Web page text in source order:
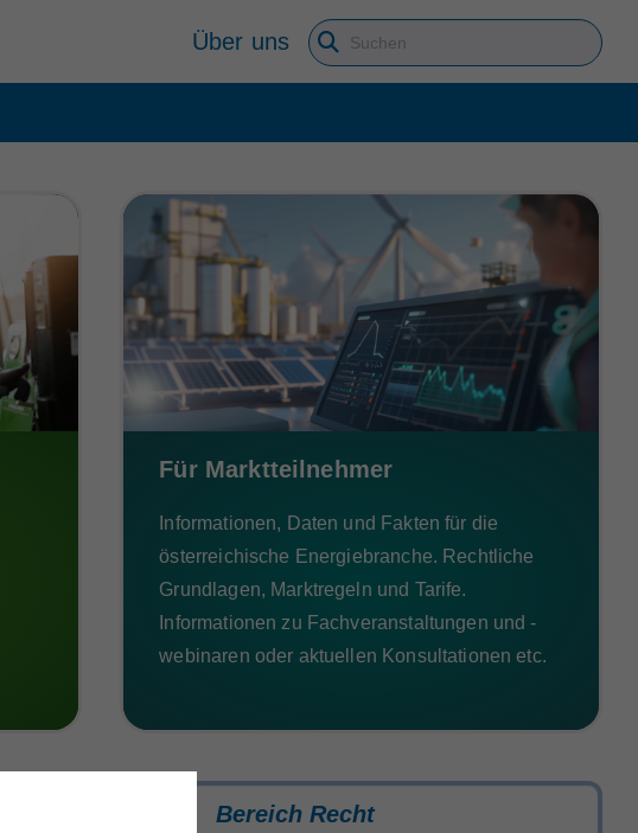
Über uns
Suchbegriff eingeben
Für Marktteilnehmer
Informationen, Daten und Fakten für die
österreichische Energiebranche. Rechtliche
Grundlagen, Marktregeln und Tarife.
Informationen zu Fachveranstaltungen und -
webinaren oder aktuellen Konsultationen etc.
Bereich Recht